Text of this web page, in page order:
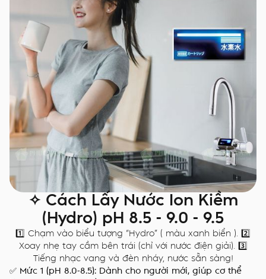
✧ Cách Lấy Nước Ion Kiềm
(Hydro) pH 8.5 - 9.0 - 9.5
1️⃣ Chạm vào biểu tượng “Hydro” ( màu xanh biển ). 2️⃣
Xoay nhẹ tay cầm bên trái (chỉ với nước điện giải). 3️⃣
Tiếng nhạc vang và đèn nháy, nước sẵn sàng!
✅ Mức 1 (pH 8.0-8.5): Dành cho người mới, giúp cơ thể